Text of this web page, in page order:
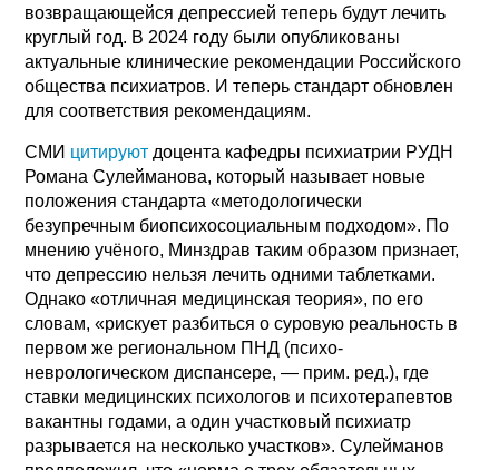
возвращающейся депрессией теперь будут лечить
круглый год. В 2024 году были опубликованы
актуальные клинические рекомендации Российского
общества психиатров. И теперь стандарт обновлен
для соответствия рекомендациям.
СМИ цитируют доцента кафедры психиатрии РУДН
Романа Сулейманова, который называет новые
положения стандарта «методологически
безупречным биопсихосоциальным подходом». По
мнению учёного, Минздрав таким образом признает,
что депрессию нельзя лечить одними таблетками.
Однако «отличная медицинская теория», по его
словам, «рискует разбиться о суровую реальность в
первом же региональном ПНД (психо-
неврологическом диспансере, — прим. ред.), где
ставки медицинских психологов и психотерапевтов
вакантны годами, а один участковый психиатр
разрывается на несколько участков». Сулейманов